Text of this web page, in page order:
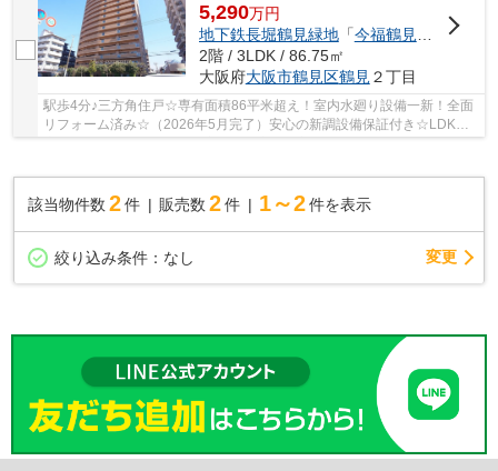
5,290万円
地下鉄長堀鶴見緑地「今福鶴見」駅 徒歩4
2階 / 3LDK / 86.75㎡
大阪府大阪市鶴見区鶴見２丁目
駅歩4分♪三方角住戸☆専有面積86平米超え！室内水廻り設備一新！全面
リフォーム済み☆（2026年5月完了）安心の新調設備保証付き☆LDK
該当物件数 2件 販売数 2 件 1～2 件を表示
絞り込み条件： なし 変更